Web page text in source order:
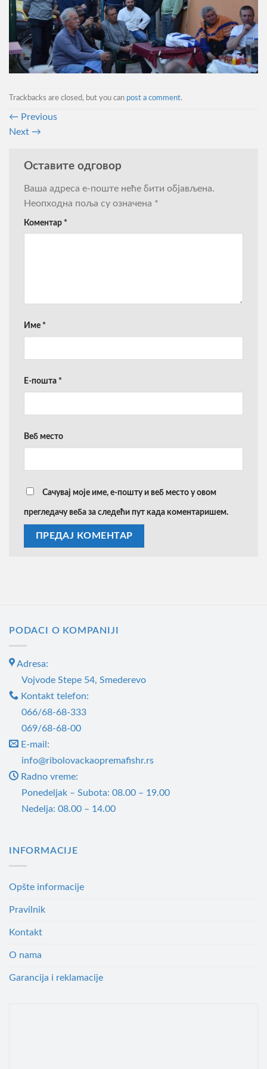
Trackbacks are closed, but you can post a comment.
← Previous
Next →
Оставите одговор
Ваша адреса е-поште неће бити објављена.
Неопходна поља су означена *
Коментар *
Име *
Е-пошта *
Веб место
Сачувај моје име, е-пошту и веб место у овом
прегледачу веба за следећи пут када коментаришем.
PODACI O KOMPANIJI
Adresa:
Vojvode Stepe 54, Smederevo
Kontakt telefon:
066/68-68-333
069/68-68-00
E-mail:
info@ribolovackaopremafishr.rs
Radno vreme:
Ponedeljak – Subota: 08.00 – 19.00
Nedelja: 08.00 – 14.00
INFORMACIJE
Opšte informacije
Pravilnik
Kontakt
O nama
Garancija i reklamacije